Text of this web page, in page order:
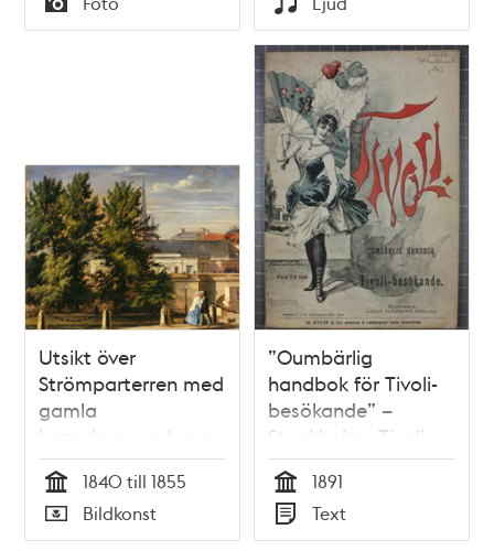
Typ
Typ
Utsikt över
Strömparterren med
gamla
bazarbyggnaderna
och
Riddarholmskyrkan i
bakgrunden
Tid
1840 till 1855
Typ
Bildkonst
”Oumbärlig
handbok för Tivoli-
besökande” –
Stockholms Tivoli
1891
Tid
1891
Typ
Text